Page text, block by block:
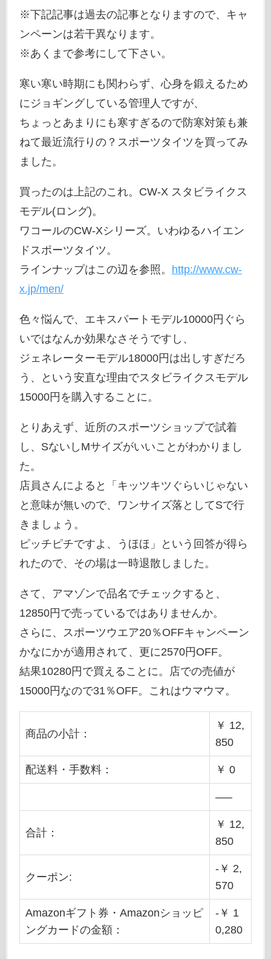
※下記記事は過去の記事となりますので、キャ
ンペーンは若干異なります。
※あくまで参考にして下さい。
寒い寒い時期にも関わらず、心身を鍛えるため
にジョギングしている管理人ですが、
ちょっとあまりにも寒すぎるので防寒対策も兼
ねて最近流行りの？スポーツタイツを買ってみ
ました。
買ったのは上記のこれ。CW-X スタビライクス
モデル(ロング)。
ワコールのCW-Xシリーズ。いわゆるハイエン
ドスポーツタイツ。
ラインナップはこの辺を参照。
http://www.cw-
x.jp/men/
色々悩んで、エキスパートモデル10000円ぐら
いではなんか効果なさそうですし、
ジェネレーターモデル18000円は出しすぎだろ
う、という安直な理由でスタビライクスモデル
15000円を購入することに。
とりあえず、近所のスポーツショップで試着
し、SないしMサイズがいいことがわかりまし
た。
店員さんによると「キッツキツぐらいじゃない
と意味が無いので、ワンサイズ落としてSで行
きましょう。
ピッチピチですよ、うほほ」という回答が得ら
れたので、その場は一時退散しました。
さて、アマゾンで品名でチェックすると、
12850円で売っているではありませんか。
さらに、スポーツウエア20％OFFキャンペーン
かなにかが適用されて、更に2570円OFF。
結果10280円で買えることに。店での売値が
15000円なので31％OFF。これはウマウマ。
商品の小計：
￥ 12,
850
配送料・手数料： ￥ 0
—–
合計：
￥ 12,
850
クーポン:
-￥ 2,
570
Amazonギフト券・Amazonショッピ
ングカードの金額：
-￥ 1
0,280